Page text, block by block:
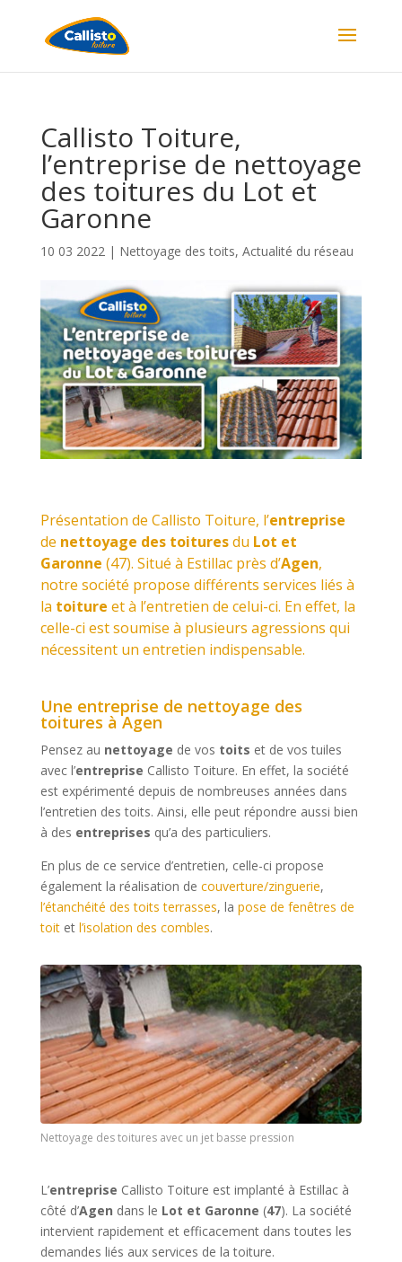
Callisto Toiture,
l’entreprise de nettoyage
des toitures du Lot et
Garonne
10 03 2022| Nettoyage des toits, Actualité du réseau
Présentation de Callisto Toiture, l’entreprise
de nettoyage des toituresdu Lot et
Garonne (47). Situé à Estillacprès d’Agen,
notre société propose différents services liés à
la toiture et à l’entretien de celui-ci. En effet, la
celle-ci est soumise à plusieurs agressions qui
nécessitent un entretien indispensable.
Une entreprise de nettoyage des
toitures à Agen
Pensez au nettoyage de vos toits et de vos tuiles
avec l’entreprise Callisto Toiture. En effet, la société
est expérimenté depuis de nombreuses années dans
l’entretien des toits. Ainsi, elle peut répondre aussi bien
à des entreprises qu’a des particuliers.
En plus de ce service d’entretien, celle-ci propose
également la réalisation de couverture/zinguerie,
l’étanchéité des toits terrasses, la pose de fenêtres de
toitet l’isolation des combles.
Nettoyage des toitures avec un jet basse pression
L’entreprise Callisto Toiture est implanté à Estillac à
côté d’Agen dans le Lot et Garonne (47). La société
intervient rapidement et efficacement dans toutes les
demandes liés aux services de la toiture.